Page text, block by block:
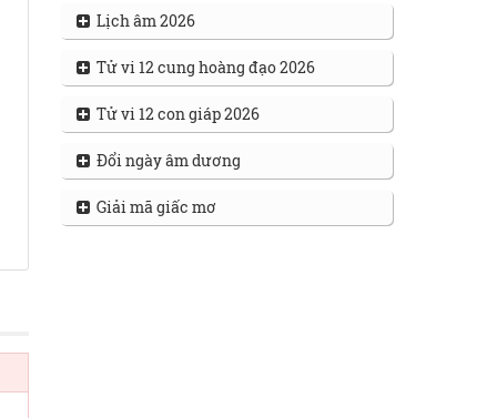
Lịch âm 2026
Tử vi 12 cung hoàng đạo 2026
Tử vi 12 con giáp 2026
Đổi ngày âm dương
Giải mã giấc mơ